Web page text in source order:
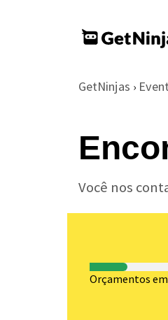
GetNinjas ›
Você nos
Orçamentos